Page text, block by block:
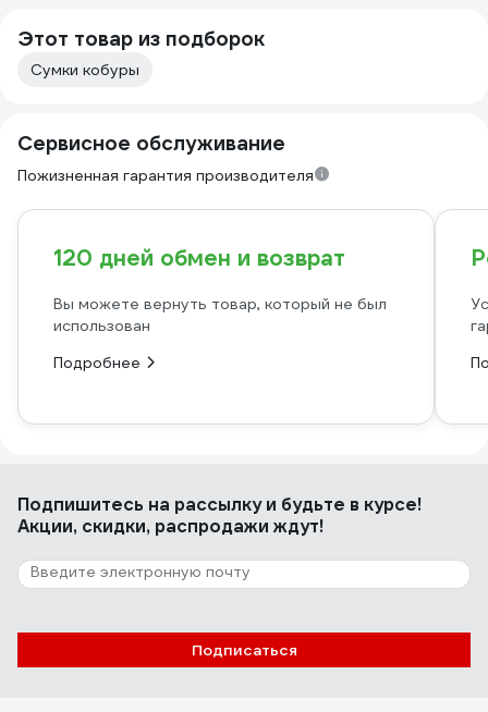
Этот товар из подборок
Сумки кобуры
Сервисное обслуживание
Пожизненная гарантия производителя
120 дней обмен и возврат
Вы можете вернуть товар, который не был
использован
Подробнее
Подпишитесь на рассылкуи будьте в курсе!
Акции, скидки, распродажи ждут!
Подписаться